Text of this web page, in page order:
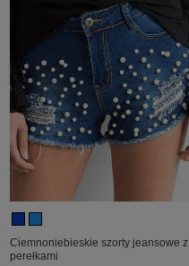
Ciemnoniebieskie szorty jeansowe z
perełkami